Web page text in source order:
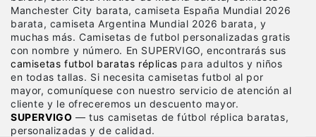
Manchester City barata, camiseta España Mundial 2026
barata, camiseta Argentina Mundial 2026 barata, y
muchas más. Camisetas de futbol personalizadas gratis
con nombre y número. En SUPERVIGO, encontrarás sus
camisetas futbol baratas réplicas para adultos y niños
en todas tallas. Si necesita camisetas futbol al por
mayor, comuníquese con nuestro servicio de atención al
cliente y le ofreceremos un descuento mayor.
SUPERVIGO — tus camisetas de fútbol réplica baratas,
personalizadas y de calidad.